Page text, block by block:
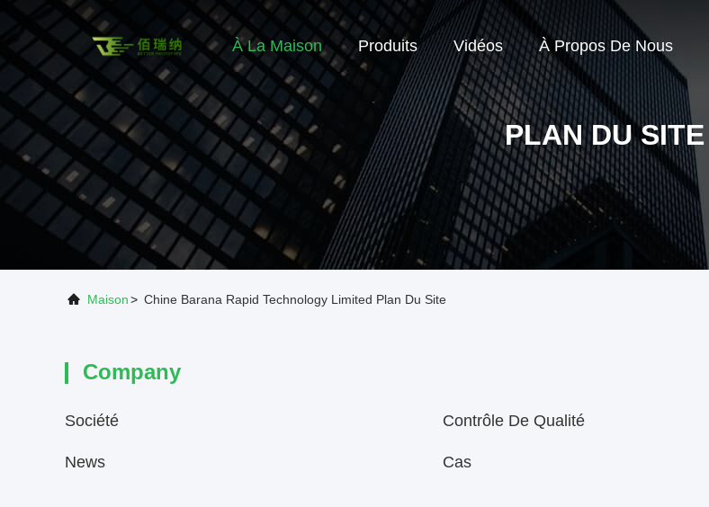
À La Maison Produits Vidéos À Propos De Nous
PLAN DU SITE
Maison> Chine Barana Rapid Technology Limited Plan Du Site
Company
Société Contrôle De Qualité
News Cas